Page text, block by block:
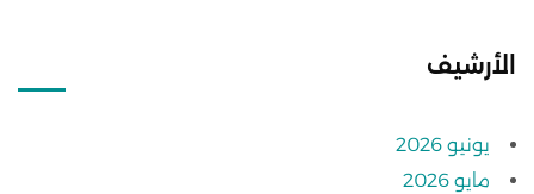
الأرشيف
يونيو 2026
مايو 2026